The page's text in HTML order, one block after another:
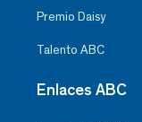
Premio Daisy
Talento ABC
Enlaces ABC